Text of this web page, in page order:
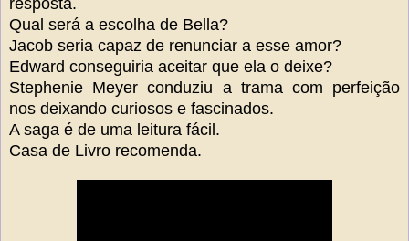
Qual será a escolha de Bella?
Jacob seria capaz de renunciar a esse amor?
Edward conseguiria aceitar que ela o deixe?
Stephenie Meyer conduziu a trama com perfeição
nos deixando curiosos e fascinados.
A saga é de uma leitura fácil.
Casa de Livro recomenda.